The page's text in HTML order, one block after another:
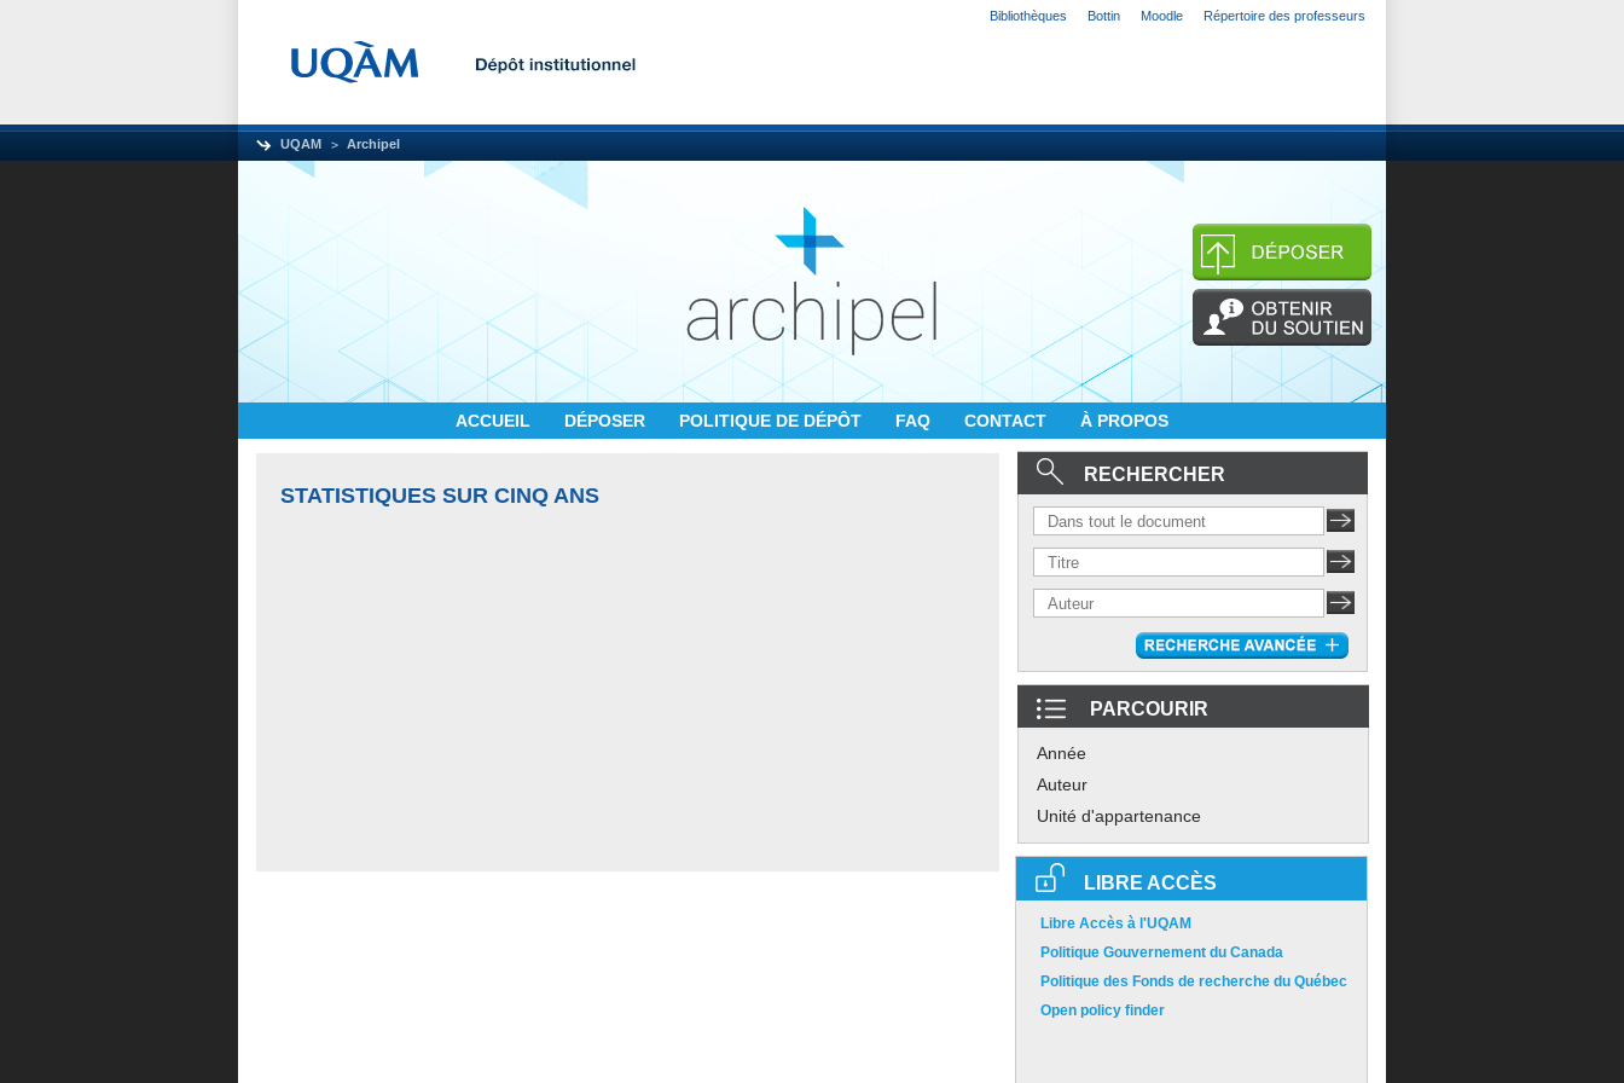
Bibliothèques Bottin Moodle Répertoire des professeurs
UQAM Archipel
ACCUEIL DÉPOSER POLITIQUE DE DÉPÔT FAQ CONTACT À PROPOS
STATISTIQUES SUR CINQ ANS
RECHERCHER
PARCOURIR
Année
Auteur
Unité d'appartenance
LIBRE ACCÈS
Libre Accès à l'UQAM
Politique Gouvernement du Canada
Politique des Fonds de recherche du Québec
Open policy finder